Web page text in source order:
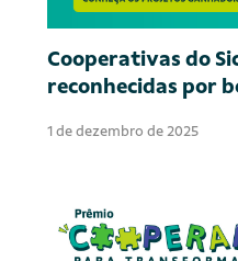
Cooperativas do
reconhecidas por
1 de dezembro de 2025